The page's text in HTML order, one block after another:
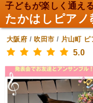
子どもが楽しく通え
たかはしピアノ
大阪府 / 吹田市 / 片山町 ピ
5.0